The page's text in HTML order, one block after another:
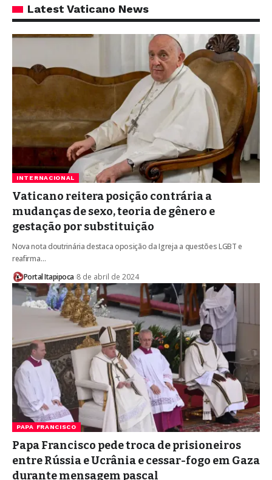
Latest Vaticano News
INTERNACIONAL
Vaticano reitera posição contrária a
mudanças de sexo, teoria de gênero e
gestação por substituição
Nova nota doutrinária destaca oposição da Igreja a questões LGBT e
reafirma…
Portal Itapipoca 8 de abril de 2024
PAPA FRANCISCO
Papa Francisco pede troca de prisioneiros
entre Rússia e Ucrânia e cessar-fogo em Gaza
durante mensagem pascal